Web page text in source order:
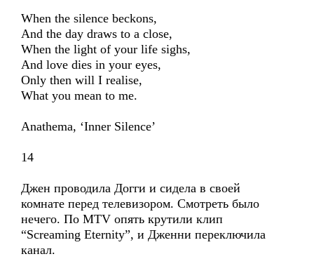
When the silence beckons,
And the day draws to a close,
When the light of your life sighs,
And love dies in your eyes,
Only then will I realise,
What you mean to me.
Anathema, ‘Inner Silence’
14
Джен проводила Догги и сидела в своей
комнате перед телевизором. Смотреть было
нечего. По MTV опять крутили клип
“Screaming Eternity”, и Дженни переключила
канал.